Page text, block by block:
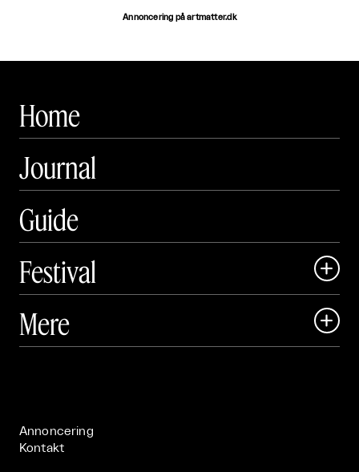
Annoncering på artmatter.dk
Home
Journal
Guide
Festival

 Art Matter Festival
Mere 
Annoncering
Kontakt